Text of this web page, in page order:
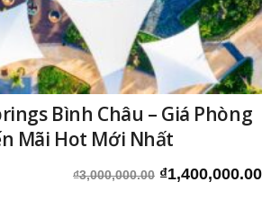
Bình Châu – Giá Phòng
Mãi Hot Mới Nhất
₫3,000,000.00 Giá
₫1,400,000.00